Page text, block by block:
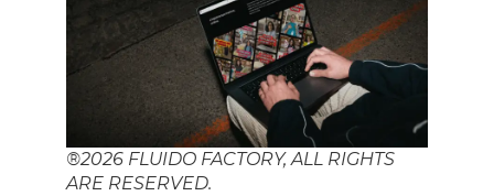
®2026 FLUIDO FACTORY, ALL RIGHTS
ARE RESERVED.